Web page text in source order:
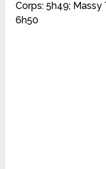
Corps: 5h49; Massy
6h50